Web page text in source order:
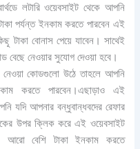
লটারি ওয়েবসাইট থেকে আপনি
পর্যন্ত ইনকাম করতে পারবেন এই
টাকা বোনাস পেয়ে যাবেন। সাথেই
নেওয়ার সুযোগ দেওয়া হবে।
নেওয়া কোডগুলো উঠে তাহলে আপনি
করতে পারবেন।এছাড়াও এই
যদি আপনার বন্ধুবান্ধবদের রেফার
উপর ক্লিক করে এই ওয়েবসাইট
আরো বেশি টাকা ইনকাম করতে